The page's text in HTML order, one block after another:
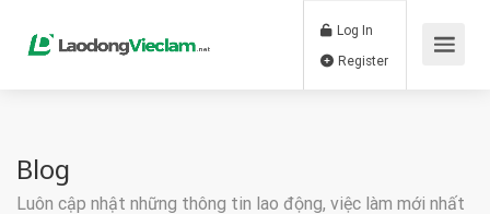
Log In
Blog
Luôn cập nhật những thông tin lao động, việc làm mới nhất